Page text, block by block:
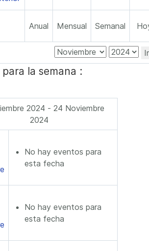
Anual Mensual Semanal
la semana :
2024 - 24 Noviembre
2024
No hay eventos para
esta fecha
No hay eventos para
esta fecha